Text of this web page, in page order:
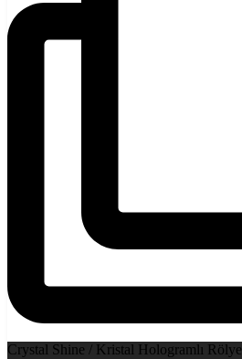
Crystal Shine / Kristal Hologramlı